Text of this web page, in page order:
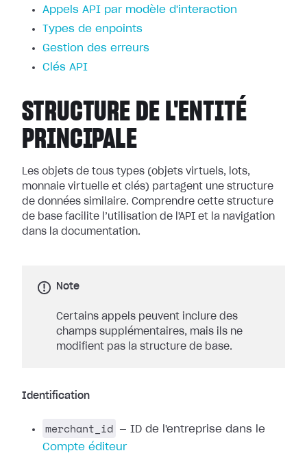
Appels API par modèle d'interaction
Types de enpoints
Gestion des erreurs
Clés API
STRUCTURE DE L'ENTITÉ
PRINCIPALE
Les objets de tous types (objets virtuels, lots,
monnaie virtuelle et clés) partagent une structure
de données similaire. Comprendre cette structure
de base facilite l’utilisation de l'API et la navigation
dans la documentation.
Note
Certains appels peuvent inclure des
champs supplémentaires, mais ils ne
modifient pas la structure de base.
Identification
merchant_id
— ID de l'entreprise dans le
Compte éditeur